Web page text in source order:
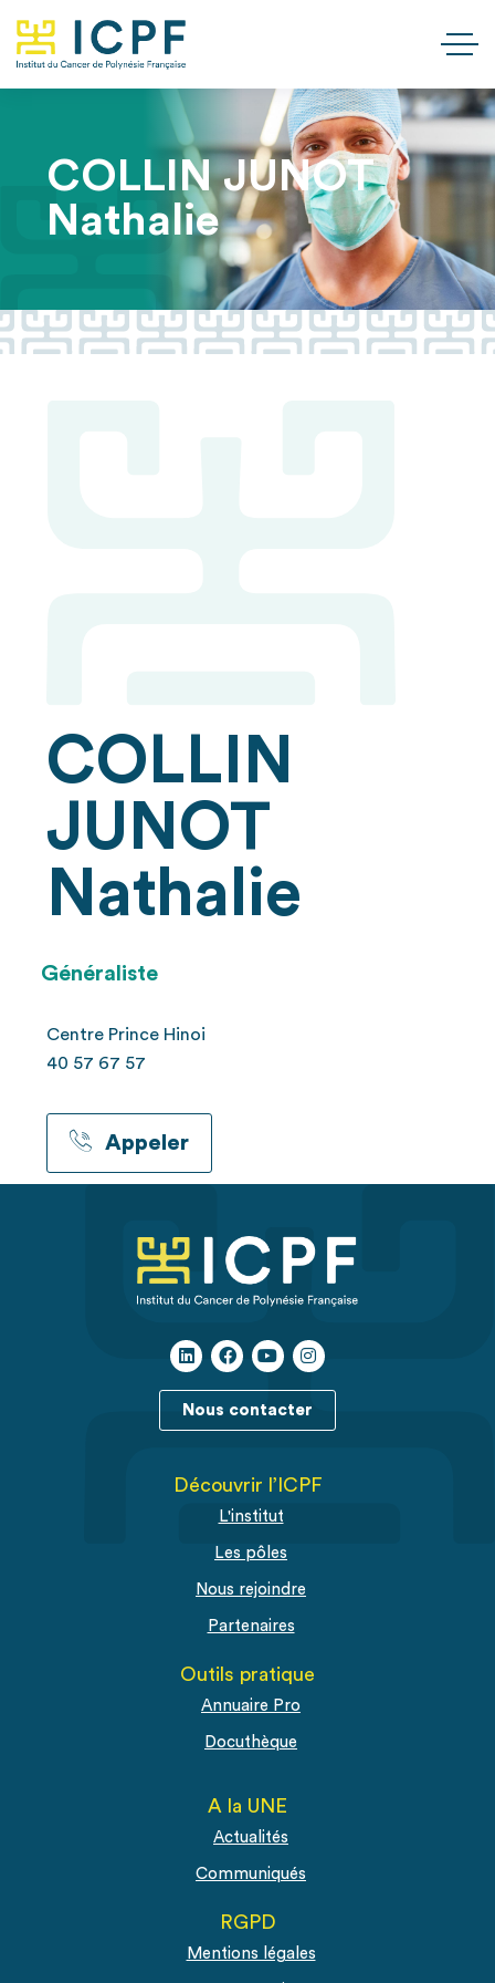
COLLIN JUNOT
Nathalie
COLLIN
JUNOT
Nathalie
Généraliste
Centre Prince Hinoi
40 57 67 57
Appeler
Nous contacter
Découvrir l’ICPF
L'institut
Les pôles
Nous rejoindre
Partenaires
Outils pratique
Annuaire Pro
Docuthèque
A la UNE
Actualités
Communiqués
RGPD
Mentions légales